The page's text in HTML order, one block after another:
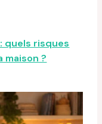
quels risques
maison ?